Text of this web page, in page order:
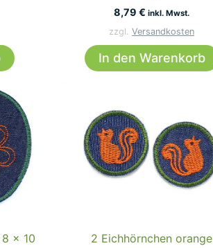
8,79 € inkl. Mwst.
zzgl. Versandkosten
In den Warenkorb
8 x 10
2 Eichhörnchen orange